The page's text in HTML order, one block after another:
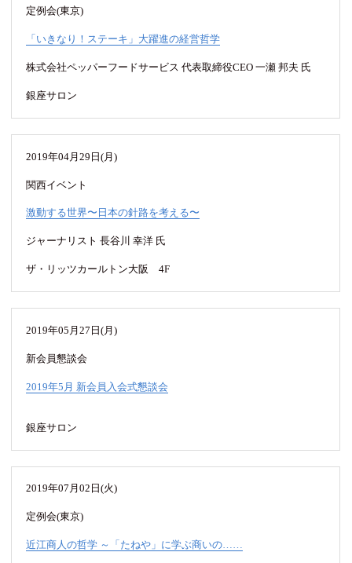
定例会(東京)
「いきなり！ステーキ」大躍進の経営哲学
株式会社ペッパーフードサービス 代表取締役CEO 一瀬 邦夫 氏
銀座サロン
2019年04月29日(月)
関西イベント
激動する世界〜日本の針路を考える〜
ジャーナリスト 長谷川 幸洋 氏
ザ・リッツカールトン大阪 4F
2019年05月27日(月)
新会員懇談会
2019年5月 新会員入会式懇談会
銀座サロン
2019年07月02日(火)
定例会(東京)
近江商人の哲学 ～「たねや」に学ぶ商いの……